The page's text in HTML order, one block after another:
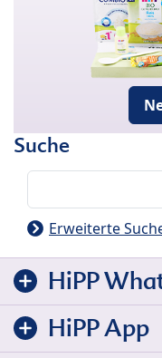
Suche
Erweiterte
HiPP
HiPP App